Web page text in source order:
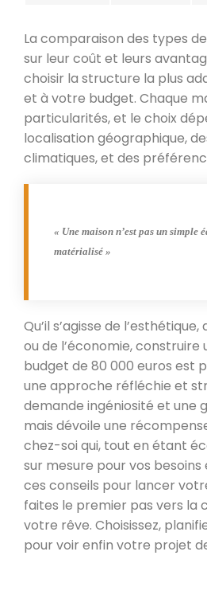
La comparaison des types
sur leur coût et leurs
choisir la structure la plus
et à votre budget. Chaque
particularités, et le choix
localisation géographique,
climatiques, et des
« Une maison n’est pas un simple
matérialisé »
Qu’il s’agisse de
ou de l’économie, construire
budget de 80 000 euros est
une approche réfléchie et
demande ingéniosité et une
mais dévoile une
chez-soi qui, tout en étant
sur mesure pour vos besoins
ces conseils pour lancer
faites le premier pas vers la
votre rêve. Choisissez,
pour voir enfin votre projet